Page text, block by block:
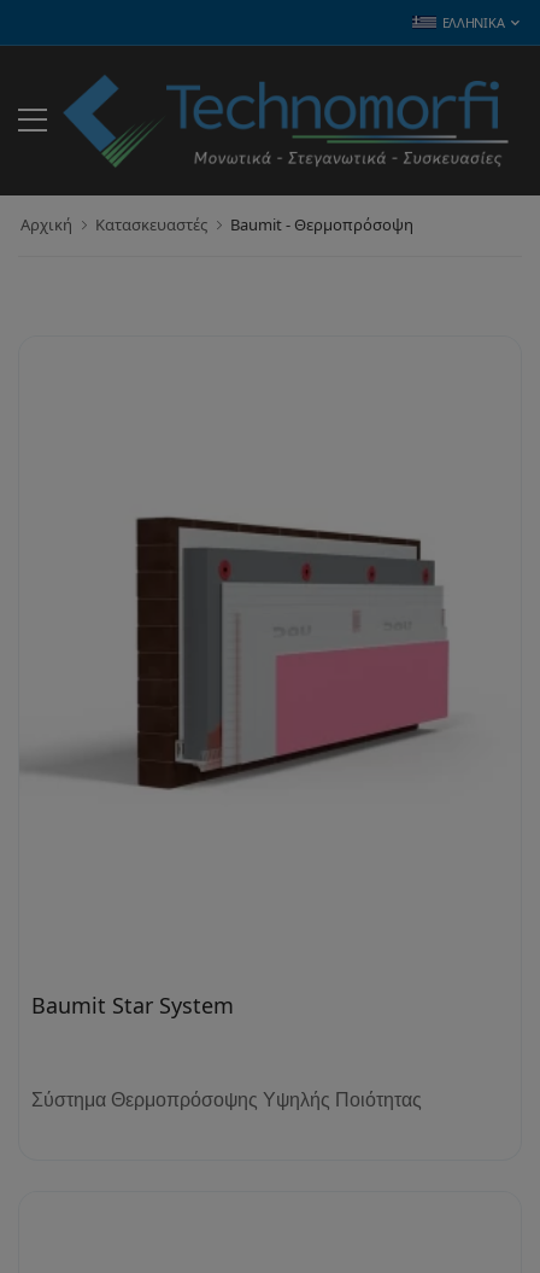
ΕΛΛΗΝΙΚΆ
Αρχική Κατασκευαστές Baumit - Θερμοπρόσοψη
Baumit Star System
Σύστημα Θερμοπρόσοψης Υψηλής Ποιότητας